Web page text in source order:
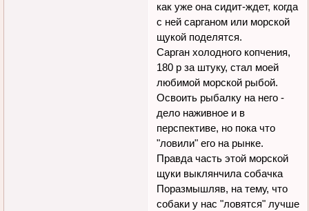
как уже она сидит-ждет, когда
с ней сарганом или морской
щукой поделятся.
Сарган холодного копчения,
180 р за штуку, стал моей
любимой морской рыбой.
Освоить рыбалку на него -
дело наживное и в
перспективе, но пока что
"ловили" его на рынке.
Правда часть этой морской
щуки выклянчила собачка
Поразмышляв, на тему, что
собаки у нас "ловятся" лучше